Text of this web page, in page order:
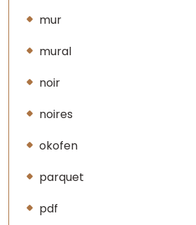
mur
mural
noir
noires
okofen
parquet
pdf